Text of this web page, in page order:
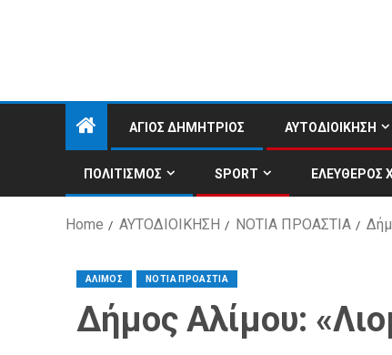
ΑΓΙΟΣ ΔΗΜΗΤΡΙΟΣ ΑΥΤΟΔΙΟΙΚΗΣΗ
ΠΟΛΙΤΙΣΜΟΣ SPORT ΕΛΕΥΘΕΡΟΣ
Home ΑΥΤΟΔΙΟΙΚΗΣΗ ΝΟΤΙΑ ΠΡΟΑΣΤΙΑ
ΑΛΙΜΟΣ ΝΟΤΙΑ ΠΡΟΑΣΤΙΑ
Δήμος Αλίμου: